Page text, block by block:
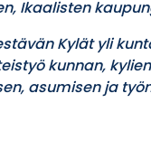
Ikaalisten
Kylät yli
kunnan,
asumisen ja